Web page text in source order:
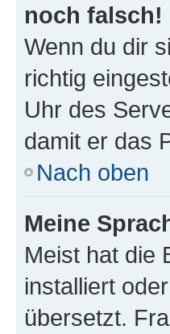
noch falsch!
Wenn du dir
richtig
Uhr des
damit er das
Nach oben
Meine
Meist hat die
installiert
übersetzt.